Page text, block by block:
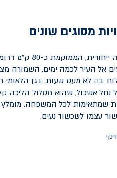
מסוגים שונים
שמורת טבע גן לאומי פארק
אל העיר לכמה ימים. השמורה
בה לא מעט שעות. בגן הלאומי
שמתאימות לכל המשפחה.
עצמו לשכשוך נעים.